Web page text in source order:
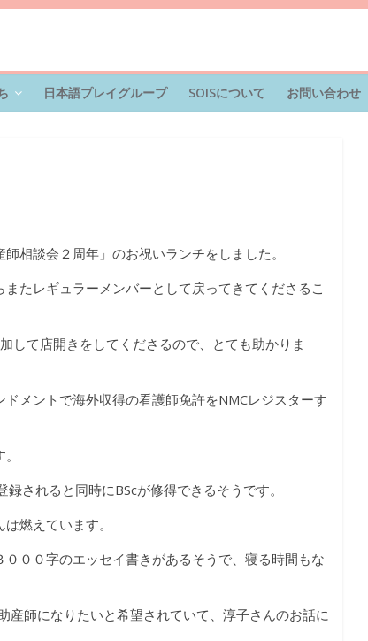
日本語プレイグループ SOISについて お問い合わせ
相談会２周年」のお祝いランチをしました。
たレギュラーメンバーとして戻ってきてくださるこ
して店開きをしてくださるので、とても助かりま
メントで海外収得の看護師免許をNMCレジスターす
されると同時にBScが修得できるそうです。
燃えています。
００字のエッセイ書きがあるそうで、寝る時間もな
産師になりたいと希望されていて、淳子さんのお話に